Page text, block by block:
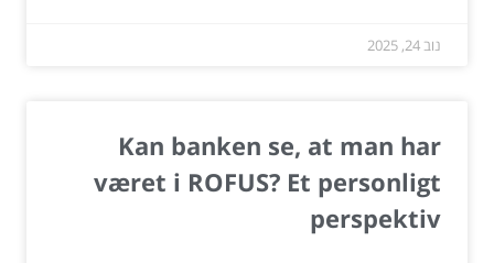
נוב 24, 2025
Kan banken se, at man har
været i ROFUS? Et personligt
perspektiv